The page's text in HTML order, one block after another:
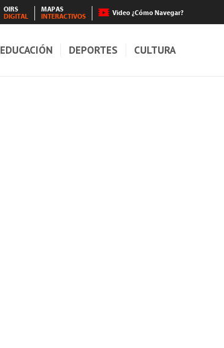
OIRS
DIGITAL
MAPAS
INTERACTIVOS
Video ¿Cómo Navegar?
EDUCACIÓN DEPORTES CULTURA